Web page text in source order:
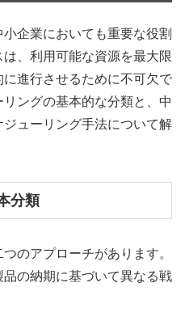
企業においても重要な役割
、利用可能な資源を最大限
進行させるために不可欠で
ングの基本的な分類と、中
ューリング手法について解
分類
のアプローチがあります。
の納期に基づいて異なる戦